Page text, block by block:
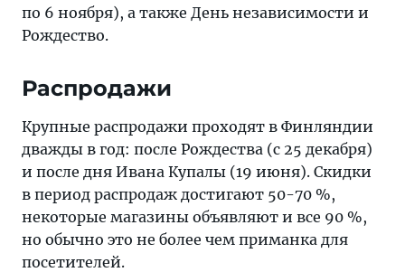
по 6 ноября), а также День независимости и
Рождество.
Распродажи
Крупные распродажи проходят в Финляндии
дважды в год: после Рождества (с 25 декабря)
и после дня Ивана Купалы (19 июня). Скидки
в период распродаж достигают 50-70 %,
некоторые магазины объявляют и все 90 %,
но обычно это не более чем приманка для
посетителей.